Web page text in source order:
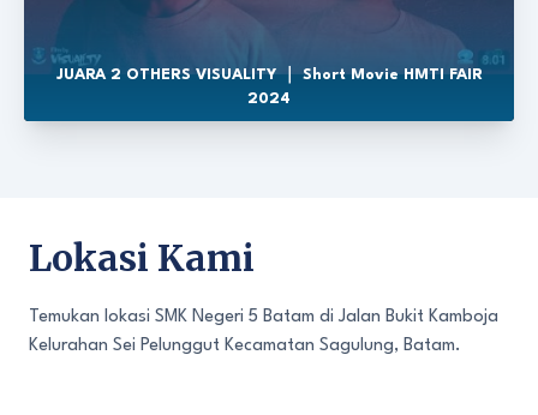
JUARA 2 OTHERS VISUALITY ｜ Short Movie HMTI FAIR
2024
Lokasi Kami
Temukan lokasi SMK Negeri 5 Batam di Jalan Bukit Kamboja
Kelurahan Sei Pelunggut Kecamatan Sagulung, Batam.